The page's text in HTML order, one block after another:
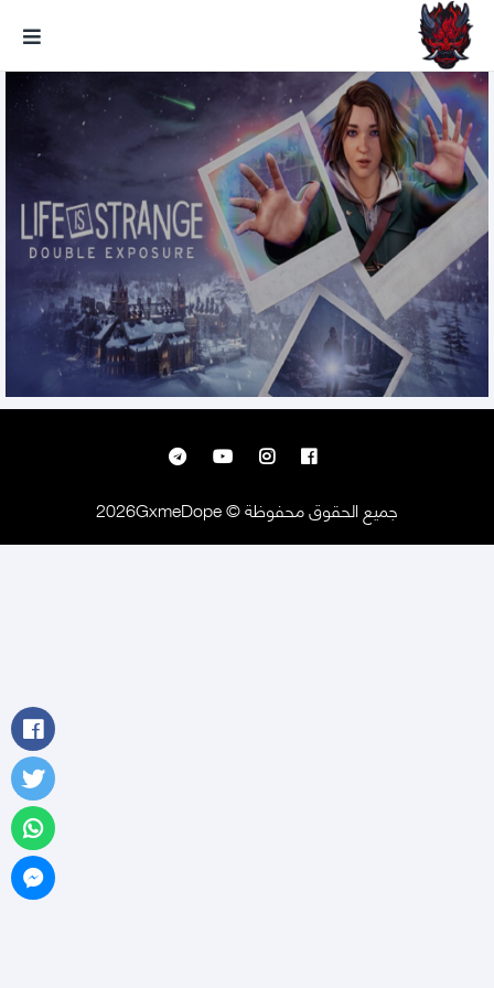
Life is Strange: Double Exposure
تحميل مجانا
جميع الحقوق محفوظة © 2026GxmeDope